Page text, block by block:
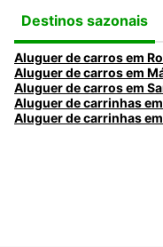
Destinos sazonais